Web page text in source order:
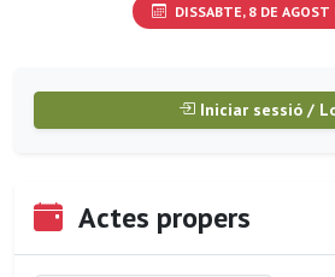
DISSABTE, 8 DE
Iniciar sessió /
Actes propers